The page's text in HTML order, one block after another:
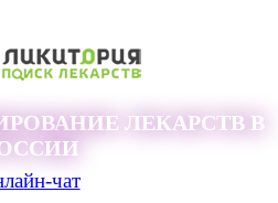
ЛЕКАРСТВ В
чат